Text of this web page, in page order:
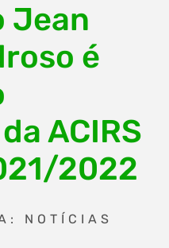
Jean
é
ACIRS
2022
NOTÍCIAS